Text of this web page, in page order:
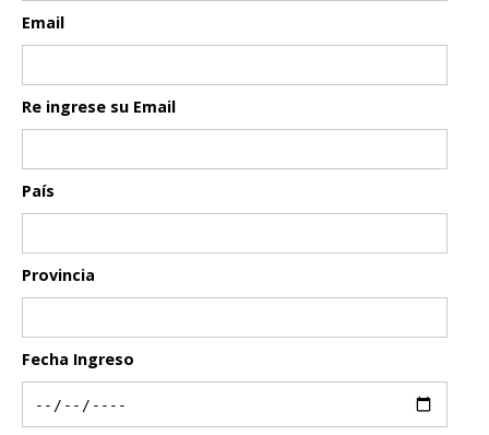
Email
Re ingrese su Email
País
Provincia
Fecha Ingreso